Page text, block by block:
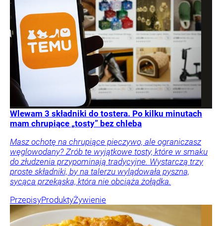
Wlewam 3 składniki do tostera. Po kilku minutach
mam chrupiące „tosty” bez chleba
Masz ochotę na chrupiące pieczywo, ale ograniczasz
węglowodany? Zrób te wyjątkowe tosty, które w smaku
do złudzenia przypominają tradycyjne. Wystarczą trzy
proste składniki, by na talerzu wylądowała pyszna,
sycąca przekąska, która nie obciąża żołądka.
PrzepisyProduktyŻywienie